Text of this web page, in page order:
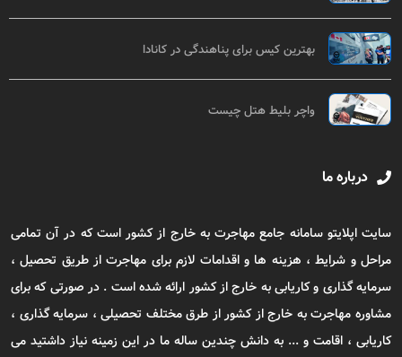
بهترین کیس برای پناهندگی در کانادا
واچر بلیط هتل چیست
درباره ما
سایت اپلایتو سامانه جامع مهاجرت به خارج از کشور است که در آن تمامی
مراحل و شرایط ، هزینه ها و اقدامات لازم برای مهاجرت از طریق تحصیل ،
سرمایه گذاری و کاریابی به خارج از کشور ارائه شده است . در صورتی که برای
مشاوره مهاجرت به خارج از کشور از طرق مختلف تحصیلی ، سرمایه گذاری ،
کاریابی ، اقامت و ... به دانش چندین ساله ما در این زمینه نیاز داشتید می